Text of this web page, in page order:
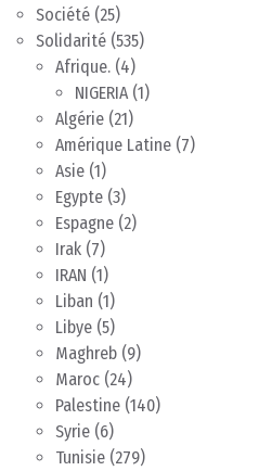
Société (25)
Solidarité (535)
Afrique. (4)
NIGERIA(1)
Algérie (21)
Amérique Latine (7)
Asie (1)
Egypte (3)
Espagne (2)
Irak (7)
IRAN (1)
Liban (1)
Libye (5)
Maghreb (9)
Maroc (24)
Palestine (140)
Syrie (6)
Tunisie (279)